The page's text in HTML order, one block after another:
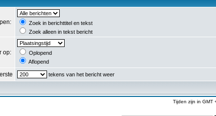
Zoek in berichttitel en tekst
Zoek alleen in tekst bericht
op:
Oplopend
Aflopend
tekens van het bericht weer
Tijden zijn in GMT